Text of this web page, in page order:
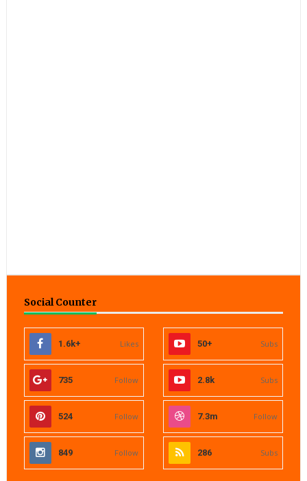
Social Counter
1.6k+ Likes 50+ Subs
735 Follow 2.8k Subs
524 Follow 7.3m Follow
849 Follow 286 Subs